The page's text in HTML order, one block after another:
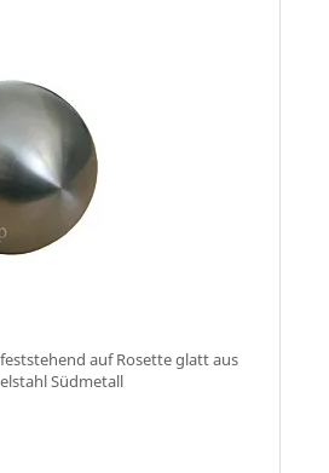
auf Rosette glatt aus
Südmetall